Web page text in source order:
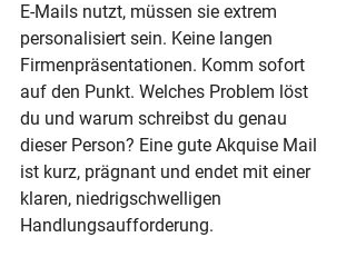
E-Mails nutzt, müssen sie extrem
personalisiert sein. Keine langen
Firmenpräsentationen. Komm sofort
auf den Punkt. Welches Problem löst
du und warum schreibst du genau
dieser Person? Eine gute Akquise Mail
ist kurz, prägnant und endet mit einer
klaren, niedrigschwelligen
Handlungsaufforderung.